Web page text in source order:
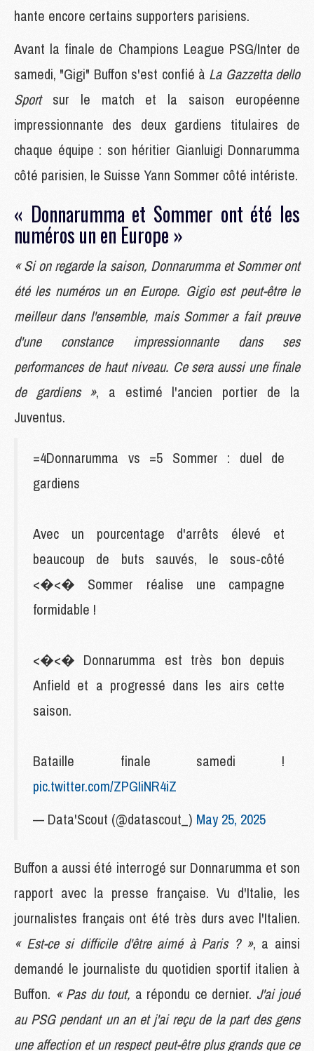
hante encore certains supporters parisiens.
Avant la finale de Champions League PSG/Inter de
samedi, "Gigi" Buffon s'est confié à La Gazzetta dello
Sportsur le match et la saison européenne
impressionnante des deux gardiens titulaires de
chaque équipe : son héritier Gianluigi Donnarumma
côté parisien, le Suisse Yann Sommer côté intériste.
« Donnarumma et Sommer ont été les
numéros un en Europe »
« Si on regarde la saison, Donnarumma et Sommer ont
été les numéros un en Europe. Gigio est peut-être le
meilleur dans l'ensemble, mais Sommer a fait preuve
d'une constance impressionnante dans ses
performances de haut niveau. Ce sera aussi une finale
de gardiens », a estimé l'ancien portier de la
Juventus.
=4Donnarumma vs =5 Sommer : duel de
gardiens
Avec un pourcentage d'arrêts élevé et
beaucoup de buts sauvés, le sous-côté
<�<� Sommer réalise une campagne
formidable !
<�<� Donnarumma est très bon depuis
Anfield et a progressé dans les airs cette
saison.
Bataille finale samedi !
pic.twitter.com/ZPGIiNR4iZ
— Data'Scout (@datascout_) May 25, 2025
Buffon a aussi été interrogé sur Donnarumma et son
rapport avec la presse française. Vu d'Italie, les
journalistes français ont été très durs avec l'Italien.
« Est-ce si difficile d'être aimé à Paris ? », a ainsi
demandé le journaliste du quotidien sportif italien à
Buffon. « Pas du tout, a répondu ce dernier. J'ai joué
au PSG pendant un an et j'ai reçu de la part des gens
une affection et un respect peut-être plus grands que ce